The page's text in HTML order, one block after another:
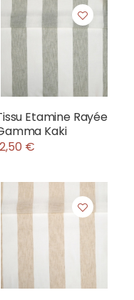
Etamine Rayée
Kaki
€